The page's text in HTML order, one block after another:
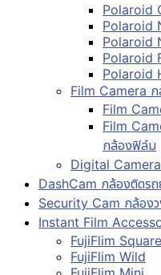
Polaroid
Polaroid
Polaroid
Polaroid
Polaroid
Film Camera
Film
Film
กล้องฟิล์ม
Digital
DashCam กล้องติดร
Security Cam กล้องว
Instant Film
FujiFlim Square
FujiFlim Wild